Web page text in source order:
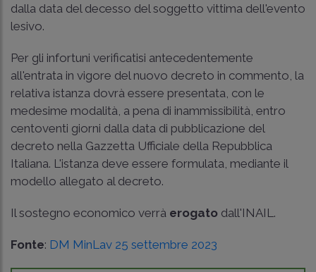
dalla data del decesso del soggetto vittima dell'evento
lesivo.
Per gli infortuni verificatisi antecedentemente
all'entrata in vigore del nuovo decreto in commento, la
relativa istanza dovrà essere presentata, con le
medesime modalità, a pena di inammissibilità, entro
centoventi giorni dalla data di pubblicazione del
decreto nella Gazzetta Ufficiale della Repubblica
Italiana. L'istanza deve essere formulata, mediante il
modello allegato al decreto.
Il sostegno economico verrà erogato dall'INAIL.
Fonte: DM MinLav 25 settembre 2023